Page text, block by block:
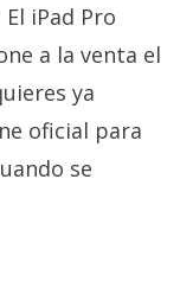
El iPad Pro
a la venta el
ya
oficial para
se